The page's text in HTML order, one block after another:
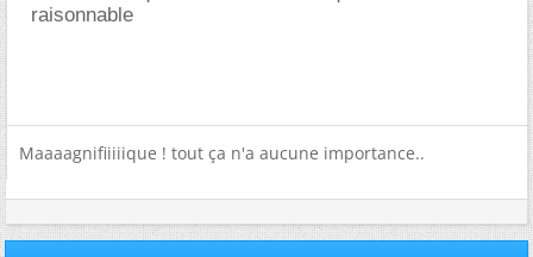
raisonnable
Maaaagnifiiiiique ! tout ça n'a aucune importance..